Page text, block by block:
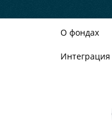
О фондах